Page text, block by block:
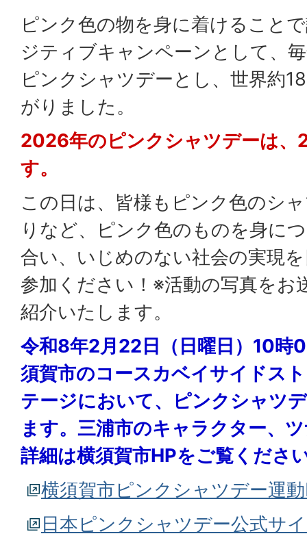
ピンク色の物を身に着けること
ジティブキャンペーンとして、
ピンクシャツデーとし、世界約
がりました。
2026年のピンクシャツデーは、
す。
この日は、皆様もピンク色のシ
りなど、ピンク色のものを身に
合い、いじめのない社会の実現
参加ください！※活動の写真をお
紹介いたします。
令和8年2月22日（日曜日）10時
須賀市のコースカベイサイドス
テージにおいて、ピンクシャツ
ます。三浦市のキャラクター、
詳細は横須賀市HPをご覧くださ
横須賀市ピンクシャツデー運
日本ピンクシャツデー公式サ